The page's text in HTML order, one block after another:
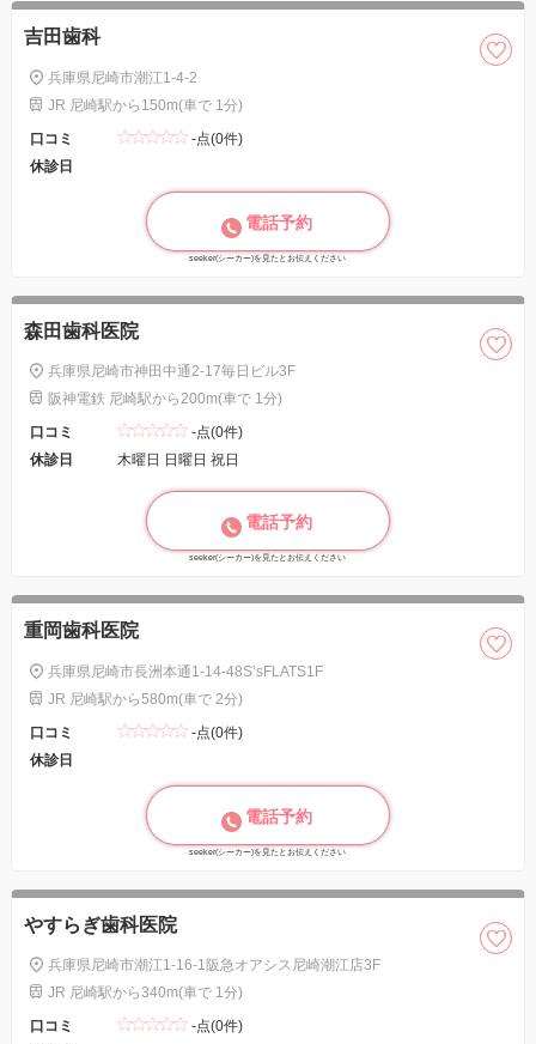
吉田歯科
兵庫県尼崎市潮江1-4-2
JR 尼崎駅から150m(車で 1分)
口コミ
-点(0件)
休診日
電話予約
seeker(シーカー)を見たとお伝えください
森田歯科医院
兵庫県尼崎市神田中通2-17毎日ビル3F
阪神電鉄 尼崎駅から200m(車で 1分)
口コミ
-点(0件)
休診日
木曜日 日曜日 祝日
電話予約
seeker(シーカー)を見たとお伝えください
重岡歯科医院
兵庫県尼崎市長洲本通1-14-48S’sFLATS1F
JR 尼崎駅から580m(車で 2分)
口コミ
-点(0件)
休診日
電話予約
seeker(シーカー)を見たとお伝えください
やすらぎ歯科医院
兵庫県尼崎市潮江1-16-1阪急オアシス尼崎潮江店3F
JR 尼崎駅から340m(車で 1分)
口コミ
-点(0件)